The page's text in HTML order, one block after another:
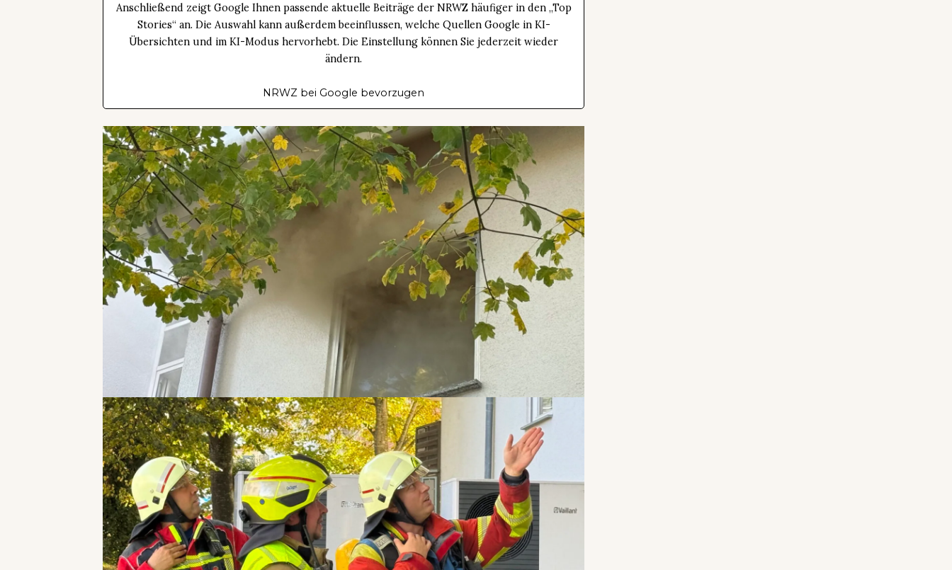
Anschließend zeigt Google Ihnen passende aktuelle Beiträge der NRWZ häufiger in den „Top
Stories“ an. Die Auswahl kann außerdem beeinflussen, welche Quellen Google in KI-
Übersichten und im KI-Modus hervorhebt. Die Einstellung können Sie jederzeit wieder
ändern.
NRWZ bei Google bevorzugen